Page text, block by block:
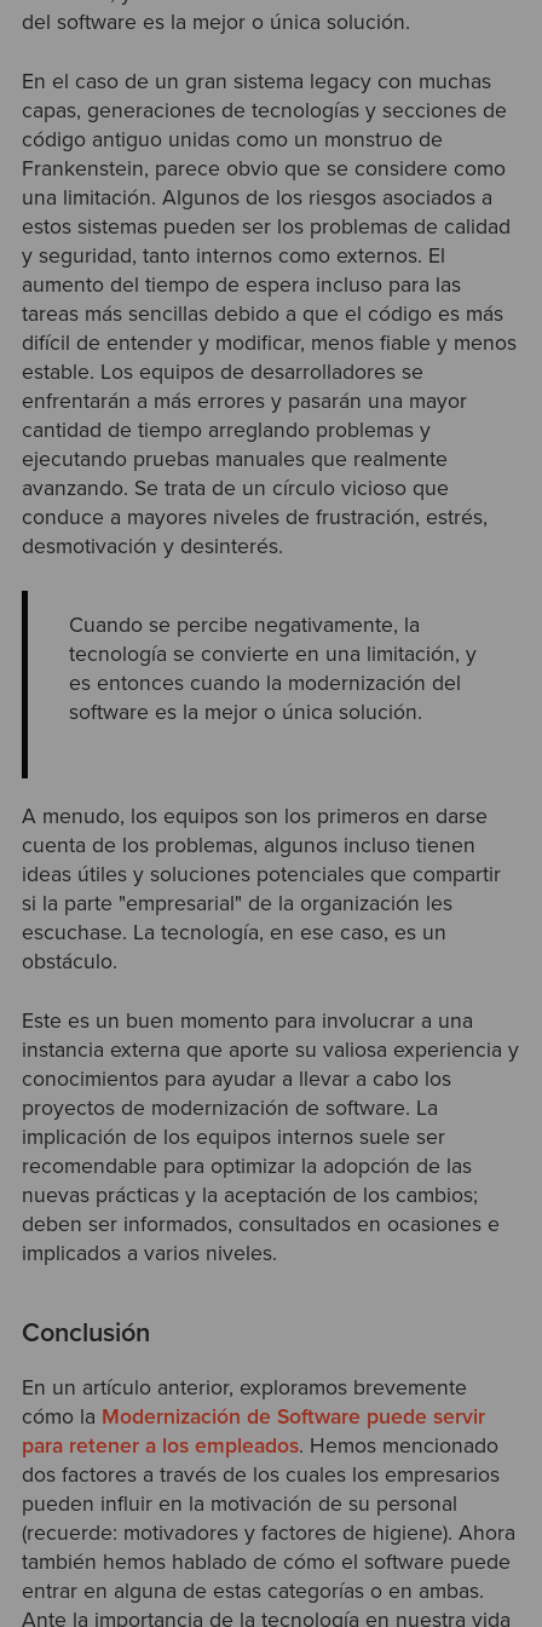
del software es la mejor o única solución.
En el caso de un gran sistema legacy con muchas
capas, generaciones de tecnologías y secciones de
código antiguo unidas como un monstruo de
Frankenstein, parece obvio que se considere como
una limitación. Algunos de los riesgos asociados a
estos sistemas pueden ser los problemas de calidad
y seguridad, tanto internos como externos. El
aumento del tiempo de espera incluso para las
tareas más sencillas debido a que el código es más
difícil de entender y modificar, menos fiable y menos
estable. Los equipos de desarrolladores se
enfrentarán a más errores y pasarán una mayor
cantidad de tiempo arreglando problemas y
ejecutando pruebas manuales que realmente
avanzando. Se trata de un círculo vicioso que
conduce a mayores niveles de frustración, estrés,
desmotivación y desinterés.
Cuando se percibe negativamente, la
tecnología se convierte en una limitación, y
es entonces cuando la modernización del
software es la mejor o única solución.
A menudo, los equipos son los primeros en darse
cuenta de los problemas, algunos incluso tienen
ideas útiles y soluciones potenciales que compartir
si la parte "empresarial" de la organización les
escuchase. La tecnología, en ese caso, es un
obstáculo.
Este es un buen momento para involucrar a una
instancia externa que aporte su valiosa experiencia y
conocimientos para ayudar a llevar a cabo los
proyectos de modernización de software. La
implicación de los equipos internos suele ser
recomendable para optimizar la adopción de las
nuevas prácticas y la aceptación de los cambios;
deben ser informados, consultados en ocasiones e
implicados a varios niveles.
Conclusión
En un artículo anterior, exploramos brevemente
cómo la Modernización de Software puede servir
para retener a los empleados. Hemos mencionado
dos factores a través de los cuales los empresarios
pueden influir en la motivación de su personal
(recuerde: motivadores y factores de higiene). Ahora
también hemos hablado de cómo el software puede
entrar en alguna de estas categorías o en ambas.
Ante la importancia de la tecnología en nuestra vida